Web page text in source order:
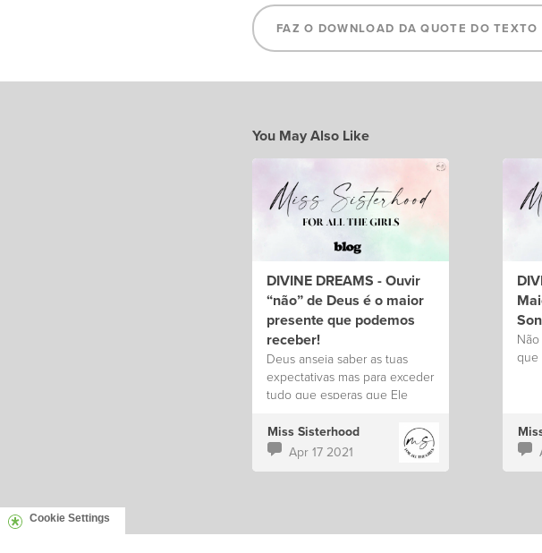
FAZ O DOWNLOAD DA QUOTE DO
You May Also Like
DIVINE DREAMS - Ouvir
“não” de Deus é o maior
presente que podemos
receber!
Deus anseia saber as tuas
expectativas mas para exceder
tudo que esperas que Ele
vida.
Miss Sisterhood
Apr 17 2021
que
Cookie Settings